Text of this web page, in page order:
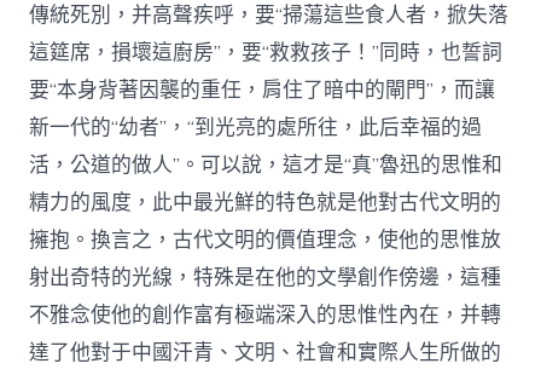
傳統死別，并高聲疾呼，要“掃蕩這些食人者，掀失落
這筵席，損壞這廚房”，要“救救孩子！”同時，也誓詞
要“本身背著因襲的重任，肩住了暗中的閘門”，而讓
新一代的“幼者”，“到光亮的處所往，此后幸福的過
活，公道的做人”。可以說，這才是“真”魯迅的思惟和
精力的風度，此中最光鮮的特色就是他對古代文明的
擁抱。換言之，古代文明的價值理念，使他的思惟放
射出奇特的光線，特殊是在他的文學創作傍邊，這種
不雅念使他的創作富有極端深入的思惟性內在，并轉
達了他對于中國汗青、文明、社會和實際人生所做的